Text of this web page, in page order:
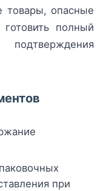
товары, опасные
полный
при